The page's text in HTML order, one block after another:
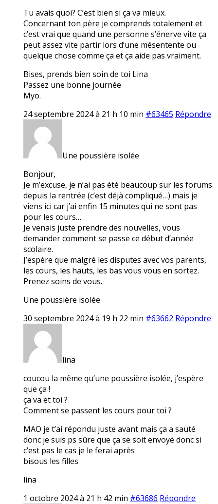
Tu avais quoi? C’est bien si ça va mieux.
Concernant ton père je comprends totalement et
c’est vrai que quand une personne s’énerve vite ça
peut assez vite partir lors d’une mésentente ou
quelque chose comme ça et ça aide pas vraiment.
Bises, prends bien soin de toi Lina
Passez une bonne journée
Myo.
24 septembre 2024 à 21 h 10 min #63465 Répondre
Une poussière isolée
Bonjour,
Je m’excuse, je n’ai pas été beaucoup sur les forums
depuis la rentrée (c’est déjà compliqué…) mais je
viens ici car j’ai enfin 15 minutes qui ne sont pas
pour les cours…
Je venais juste prendre des nouvelles, vous
demander comment se passe ce début d’année
scolaire.
J’espère que malgré les disputes avec vos parents,
les cours, les hauts, les bas vous vous en sortez.
Prenez soins de vous.
Une poussière isolée
30 septembre 2024 à 19 h 22 min #63662 Répondre
lina
coucou la même qu’une poussière isolée, j’espère
que ça !
ça va et toi ?
Comment se passent les cours pour toi ?
MAO je t’ai répondu juste avant mais ça a sauté
donc je suis ps sûre que ça se soit envoyé donc si
c’est pas le cas je le ferai après
bisous les filles
lina
1 octobre 2024 à 21 h 42 min #63686 Répondre